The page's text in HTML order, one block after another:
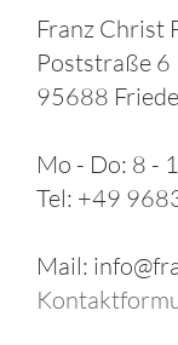
Franz Christ
Poststraße 6
95688
Mo - Do: 8 -
Tel: +49
Mail: